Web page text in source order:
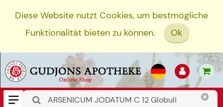
Diese Website nutzt Cookies, um bestmögliche
Funktionalität bieten zu können.
Ok